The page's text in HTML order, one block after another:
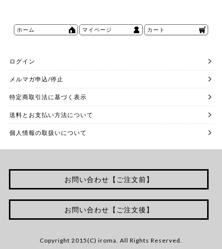
ホーム マイページ カート
ログイン
メルマガ申込/停止
特定商取引法に基づく表示
送料とお支払い方法について
個人情報の取扱いについて
お問い合わせ【ご注文前】
お問い合わせ【ご注文後】
Copyright 2015(C) iroma. All Rights Reserved.